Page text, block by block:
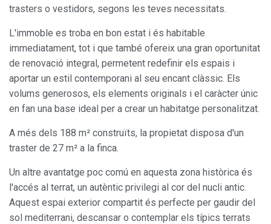
trasters o vestidors, segons les teves necessitats.
L'immoble es troba en bon estat i és habitable
immediatament, tot i que també ofereix una gran oportunitat
de renovació integral, permetent redefinir els espais i
aportar un estil contemporani al seu encant clàssic. Els
volums generosos, els elements originals i el caràcter únic
en fan una base ideal per a crear un habitatge personalitzat.
A més dels 188 m² construïts, la propietat disposa d'un
traster de 27 m² a la finca.
Un altre avantatge poc comú en aquesta zona històrica és
l'accés al terrat, un autèntic privilegi al cor del nucli antic.
Aquest espai exterior compartit és perfecte per gaudir del
sol mediterrani, descansar o contemplar els típics terrats